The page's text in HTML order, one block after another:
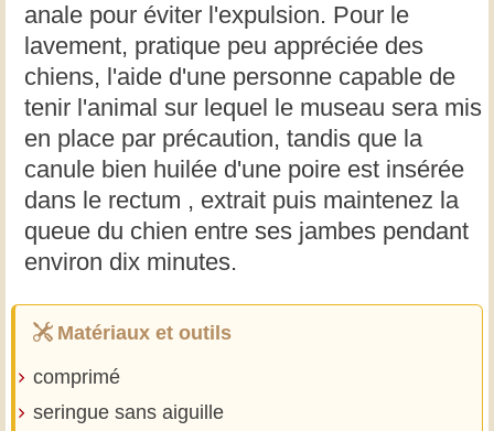
anale pour éviter l'expulsion. Pour le
lavement, pratique peu appréciée des
chiens, l'aide d'une personne capable de
tenir l'animal sur lequel le museau sera mis
en place par précaution, tandis que la
canule bien huilée d'une poire est insérée
dans le rectum , extrait puis maintenez la
queue du chien entre ses jambes pendant
environ dix minutes.
Matériaux et outils
comprimé
seringue sans aiguille